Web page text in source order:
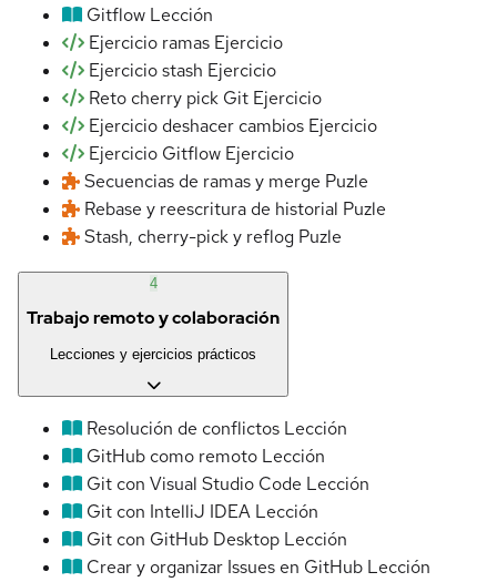
Gitflow Lección
Ejercicio ramas Ejercicio
Ejercicio stash Ejercicio
Reto cherry pick Git Ejercicio
Ejercicio deshacer cambios Ejercicio
Ejercicio Gitflow Ejercicio
Secuencias de ramas y merge Puzle
Rebase y reescritura de historial Puzle
Stash, cherry-pick y reflog Puzle
4
Trabajo remoto y colaboración
Lecciones y ejercicios prácticos
Resolución de conflictos Lección
GitHub como remoto Lección
Git con Visual Studio Code Lección
Git con IntelliJ IDEA Lección
Git con GitHub Desktop Lección
Crear y organizar Issues en GitHub Lección